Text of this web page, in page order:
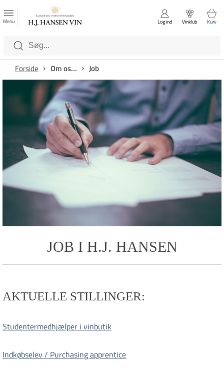
Luk
Kategorier
Menu Log ind Vinklub Kurv
Forside Om os... Job
JOB I H.J. HANSEN
AKTUELLE STILLINGER:
Studentermedhjælper i vinbutik
Indkøbselev / Purchasing apprentice